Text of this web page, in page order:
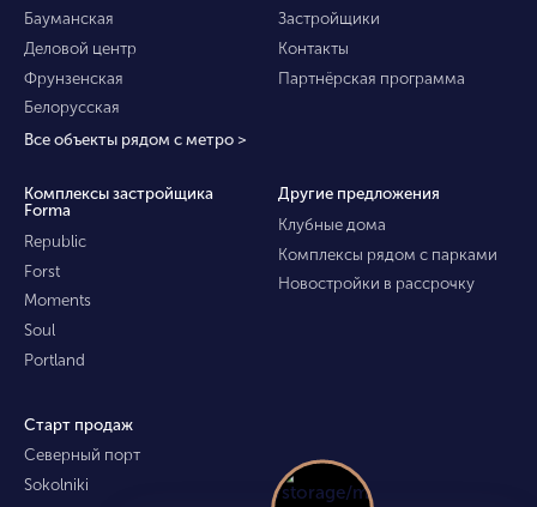
Бауманская
Деловой центр
Фрунзенская
Белорусская
Все объекты рядом с метро >
Застройщики
Контакты
Партнёрская программа
Комплексы застройщика
Forma
Republic
Forst
Moments
Soul
Portland
Другие предложения
Клубные дома
Комплексы рядом с парками
Новостройки в рассрочку
Старт продаж
Северный порт
Sokolniki